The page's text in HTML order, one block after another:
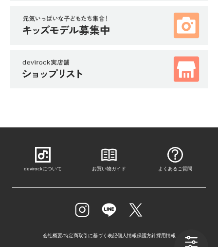
devirockについて お買い物ガイド よくあるご質問
会社概要/特定商取引に基づく表記個人情報保護方針採用情報